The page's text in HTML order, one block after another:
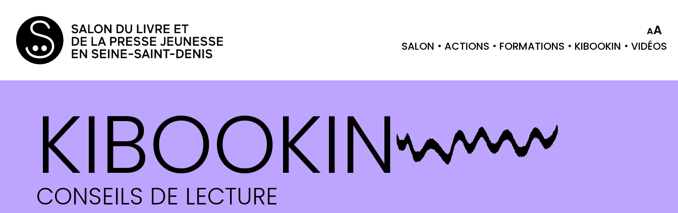
AA
SALON ACTIONS FORMATIONS KIBOOKIN VIDÉOS
KIBOOKIN
CONSEILS DE LECTURE